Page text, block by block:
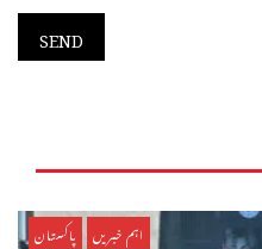
اہم خبریں پاکستان